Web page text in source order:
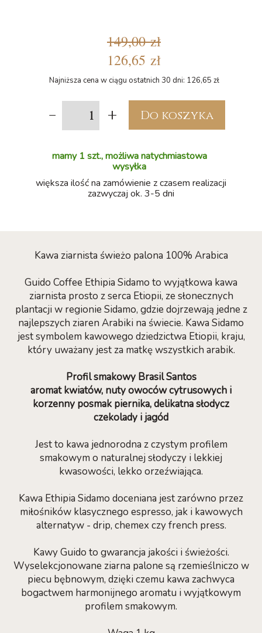
149,00 zł
126,65 zł
Najniższa cena w ciągu ostatnich 30 dni: 126,65 zł
- + Do koszyka
mamy 1 szt., możliwa natychmiastowa
wysyłka
większa ilość na zamówienie z czasem realizacji
zazwyczaj ok. 3-5 dni
Kawa ziarnista świeżo palona 100% Arabica
Guido Coffee Ethipia Sidamo to wyjątkowa kawa
ziarnista prosto z serca Etiopii, ze słonecznych
plantacji w regionie Sidamo, gdzie dojrzewają jedne z
najlepszych ziaren Arabiki na świecie. Kawa Sidamo
jest symbolem kawowego dziedzictwa Etiopii, kraju,
który uważany jest za matkę wszystkich arabik.
Profil smakowy Brasil Santos
aromat kwiatów, nuty owoców cytrusowych i
korzenny posmak piernika, delikatna słodycz
czekolady i jagód
Jest to kawa jednorodna z czystym profilem
smakowym o naturalnej słodyczy i lekkiej
kwasowości, lekko orzeźwiająca.
Kawa Ethipia Sidamo doceniana jest zarówno przez
miłośników klasycznego espresso, jak i kawowych
alternatyw - drip, chemex czy french press.
Kawy Guido to gwarancja jakości i świeżości.
Wyselekcjonowane ziarna palone są rzemieślniczo w
piecu bębnowym, dzięki czemu kawa zachwyca
bogactwem harmonijnego aromatu i wyjątkowym
profilem smakowym.